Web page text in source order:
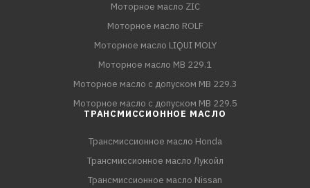
Моторное масло ZIC
Моторное масло ROLF
Моторное масло LIQUI MOLY
Моторное масло MB 229.1
Моторное масло с допуском MB 229.3
Моторное масло с допуском MB 229.5
ТРАНСМИССИОННОЕ МАСЛО
Трансмиссионное масло Honda
Трансмиссионное масло Лукойл
Трансмиссионное масло Nissan